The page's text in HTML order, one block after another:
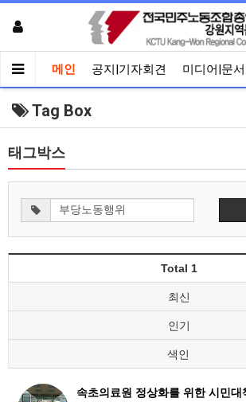
메인 공지|기자회견 미디어|문
Tag Box
태그박스
Total 1
최신
인기
색인
속초의료원 정상화를 위한 시민대